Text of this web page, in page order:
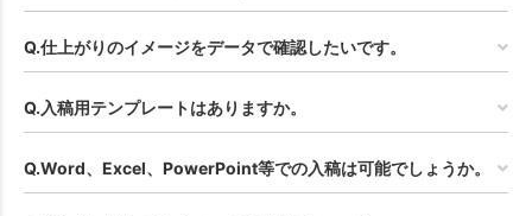
Q.仕上がりのイメージをデータで確認したいです。
Q.入稿用テンプレートはありますか。
Q.Word、Excel、PowerPoint等での入稿は可能でしょうか。